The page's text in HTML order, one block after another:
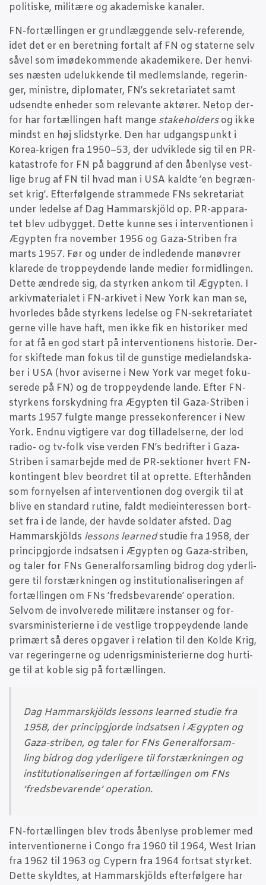
poli­ti­ske, mili­tæ­re og aka­de­mi­ske kanaler.
FN-for­tæl­lin­gen er grund­læg­gen­de selv-refe­ren­de,
idet det er en beret­ning for­talt af FN og sta­ter­ne selv
såvel som imø­de­kom­men­de aka­de­mi­ke­re. Der hen­vi­
ses næsten ude­luk­ken­de til med­lem­slan­de, rege­rin­
ger, mini­stre, diplo­ma­ter, FN’s sekre­ta­ri­a­tet samt
udsend­te enhe­der som rele­van­te aktø­rer. Net­op der­
for har for­tæl­lin­gen haft man­ge sta­ke­hol­dersog ikke
mindst en høj slidstyr­ke. Den har udgangs­punkt i
Korea-kri­gen fra 1950–53, der udvik­le­de sig til en PR-
kata­stro­fe for FN på bag­grund af den åben­ly­se vest­
li­ge brug af FN til hvad man i USA kald­te ’en begræn­
set krig’. Efter­føl­gen­de stram­me­de FNs sekre­ta­ri­at
under ledel­se af Dag Ham­marskjöld op. PR-appa­ra­
tet blev udbyg­get. Det­te kun­ne ses i inter­ven­tio­nen i
Ægyp­ten fra novem­ber 1956 og Gaza-Stri­ben fra
marts 1957. Før og under de ind­le­den­de manøv­rer
kla­re­de de trop­pey­den­de lan­de medi­er for­mid­lin­gen.
Det­te ændre­de sig, da styr­ken ankom til Ægyp­ten. I
arkiv­ma­te­ri­a­let i FN-arki­vet i New York kan man se,
hvor­le­des både styr­kens ledel­se og FN-sekre­ta­ri­a­tet
ger­ne vil­le have haft, men ikke fik en histo­ri­ker med
for at få en god start på inter­ven­tio­nens histo­rie. Der­
for skif­te­de man fokus til de gun­sti­ge medi­eland­ska­
ber i USA (hvor avi­ser­ne i New York var meget foku­
se­re­de på FN) og de trop­pey­den­de lan­de. Efter FN-
styr­kens for­skyd­ning fra Ægyp­ten til Gaza-Stri­ben i
marts 1957 fulg­te man­ge pres­se­kon­fe­ren­cer i New
York. End­nu vig­ti­ge­re var dog til­la­del­ser­ne, der lod
radio- og tv-folk vise ver­den FN’s bedrif­ter i Gaza-
Stri­ben i sam­ar­bej­de med de PR-sek­tio­ner hvert FN-
kon­tin­gent blev beor­dret til at opret­te. Efter­hån­den
som for­ny­el­sen af inter­ven­tio­nen dog over­gik til at
bli­ve en stan­dard ruti­ne, faldt medi­e­in­ter­es­sen bort­
set fra i de lan­de, der hav­de sol­da­ter afsted. Dag
Ham­marskjölds les­sons lear­nedstu­die fra 1958, der
prin­cip­gjor­de ind­sat­sen i Ægyp­ten og Gaza-stri­ben,
og taler for FNs Gene­ral­for­sam­ling bidrog dog yder­li­
ge­re til for­stærk­nin­gen og insti­tu­tio­na­li­se­rin­gen af
for­tæl­lin­gen om FNs ’freds­be­va­ren­de’ ope­ra­tion.
Selv­om de invol­ve­re­de mili­tæ­re instan­ser og for­
svars­mi­ni­ste­ri­er­ne i de vest­li­ge trop­pey­den­de lan­de
pri­mært så deres opga­ver i rela­tion til den Kol­de Krig,
var rege­rin­ger­ne og uden­rigs­mi­ni­ste­ri­er­ne dog hur­ti­
ge til at kob­le sig på fortællingen.
Dag Ham­marskjöldsles­sons lear­nedstu­die fra
1958, der prin­cip­gjor­de ind­sat­sen i Ægyp­ten og
Gaza-stri­ben, og taler for FNs Gene­ral­for­sam­
ling bidrog dog yder­li­ge­re til for­stærk­nin­gen og
insti­tu­tio­na­li­se­rin­gen af for­tæl­lin­gen om FNs
’freds­be­va­ren­de’ operation.
FN-for­tæl­lin­gen blev trods åben­ly­se pro­ble­mer med
inter­ven­tio­ner­ne i Congo fra 1960 til 1964, West Iri­an
fra 1962 til 1963 og Cypern fra 1964 fort­sat styr­ket.
Det­te skyld­tes, at Ham­marskjölds efter­føl­ge­re har